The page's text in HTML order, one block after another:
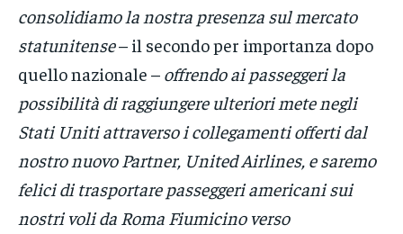
consolidiamo la nostra presenza sul mercato
statunitense– il secondo per importanza dopo
quello nazionale – offrendo ai passeggeri la
possibilità di raggiungere ulteriori mete negli
Stati Uniti attraverso i collegamenti offerti dal
nostro nuovo Partner, United Airlines, e saremo
felici di trasportare passeggeri americani sui
nostri voli da Roma Fiumicino verso